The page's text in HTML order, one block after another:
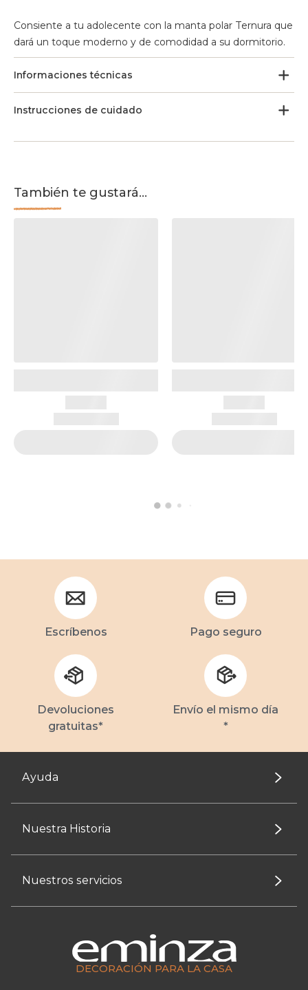
Consiente a tu adolecente con la manta polar Ternura que
dará un toque moderno y de comodidad a su dormitorio.
Informaciones técnicas
Instrucciones de cuidado
También te gustará...
Escríbenos Pago seguro
Devoluciones
gratuitas*
Envío el mismo día
*
Ayuda
Nuestra Historia
Nuestros servicios
DECORACIÓN PARA LA CASA